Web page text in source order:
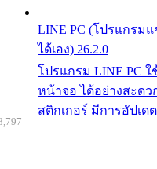
LINE PC (โปรแกรม
ได้เอง) 26.2.0
โปรแกรม LINE PC
หน้าจอ ได้อย่างสะดว
สติกเกอร์ มีการอัปเด